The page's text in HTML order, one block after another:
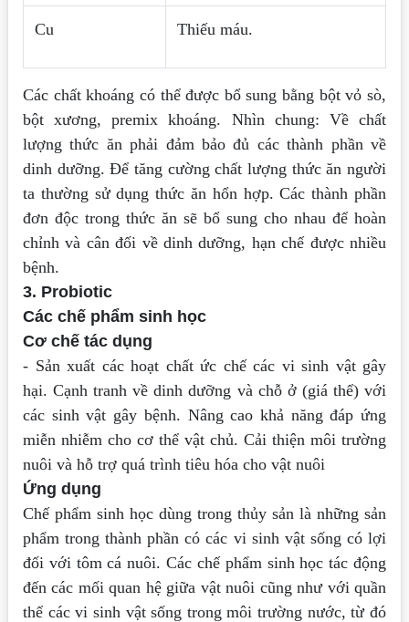
Cu Thiếu máu.
Các chất khoáng có thể được bổ sung bằng bột vỏ sò,
bột xương, premix khoáng. Nhìn chung: Về chất
lượng thức ăn phải đảm bảo đủ các thành phần về
dinh dưỡng.Để tăng cường chất lượng thức ăn người
ta thường sử dụng thức ăn hổn hợp. Cácthành phần
đơn độc trong thức ăn sẽ bổ sung cho nhau để hoàn
chỉnh và cân đối về dinh dưỡng, hạn chế được nhiều
bệnh.
3. Probiotic
Các chế phẩm sinh học
Cơ chế tác dụng
- Sản xuất các hoạt chất ức chế các vi sinh vật gây
hại. Cạnh tranh về dinh dưỡng và chỗ ở (giá thể) với
các sinh vật gây bệnh. Nâng cao khả năng đáp ứng
miễn nhiễm cho cơ thể vật chủ. Cải thiện môi trường
nuôi và hỗ trợ quá trình tiêu hóa cho vật nuôi
Ứng dụng
Chế phẩm sinh học dùng trong thủy sản là những sản
phẩm trong thành phần có các vi sinh vật sống có lợi
đối với tôm cá nuôi. Các chế phẩm sinh học tác động
đến các mốiquan hệ giữa vật nuôi cũng như với quần
thể các vi sinh vật sống trong môi trường nước, từ đó